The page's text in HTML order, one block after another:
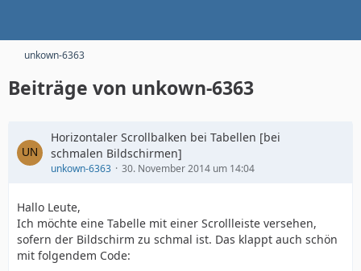
unkown-6363
Beiträge von unkown-6363
Horizontaler Scrollbalken bei Tabellen [bei
schmalen Bildschirmen]
unkown-6363 30. November 2014 um 14:04
Hallo Leute,
Ich möchte eine Tabelle mit einer Scrollleiste versehen,
sofern der Bildschirm zu schmal ist. Das klappt auch schön
mit folgendem Code: